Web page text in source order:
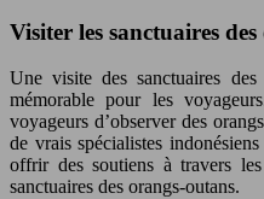
Visiter les sanctuaires
Une visite des sanctuaires des
mémorable pour les
voyageurs d’observer des
de vrais spécialistes
offrir des soutiens à travers
sanctuaires des orangs-outans.